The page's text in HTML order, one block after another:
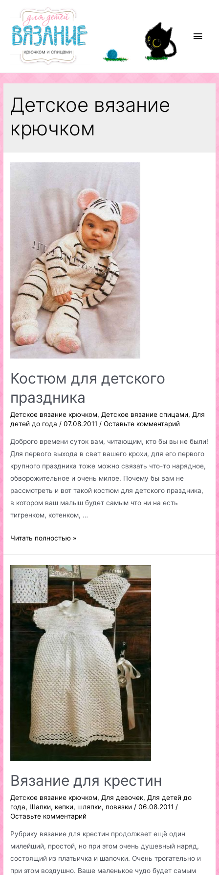
содержимому
Детское вязание
крючком
Костюм для детского
праздника
Детское вязание крючком, Детское вязание спицами, Для
детей до года /07.08.2011 /Оставьте комментарий
Доброго времени суток вам, читающим, кто бы вы не были!
Для первого выхода в свет вашего крохи, для его первого
крупного праздника тоже можно связать что-то нарядное,
обворожительное и очень милое. Почему бы вам не
рассмотреть и вот такой костюм для детского праздника,
в котором ваш малыш будет самым что ни на есть
тигренком, котенком, …
Костюм
праздника
Читать полностью »
Вязание для крестин
Детское вязание крючком, Для девочек, Для детей до
года, Шапки, кепки, шляпки, повязки /06.08.2011 /
Оставьте комментарий
Рубрику вязание для крестин продолжает ещё один
милейший, простой, но при этом очень душевный наряд,
состоящий из платьичка и шапочки. Очень трогательно и
при этом воздушно. Ваше маленькое чудо будет самым